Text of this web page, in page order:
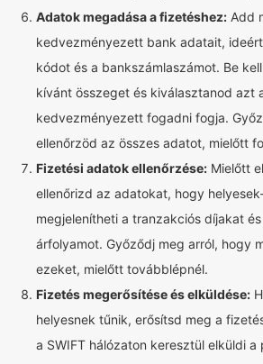
Adatok megadása a fizetéshez: Add
kedvezményezett bank adatait,
kódot és a bankszámlaszámot. Be
kívánt összeget és kiválasztanod azt
kedvezményezett fogadni fogja.
ellenőrzöd az összes adatot, mielőtt
Fizetési adatok ellenőrzése: Mielőtt
ellenőrizd az adatokat, hogy
megjelenítheti a tranzakciós díjakat
árfolyamot. Győződj meg arról, hogy
ezeket, mielőtt továbblépnél.
Fizetés megerősítése és elküldése:
helyesnek tűnik, erősítsd meg a
a SWIFT hálózaton keresztül elküldi a